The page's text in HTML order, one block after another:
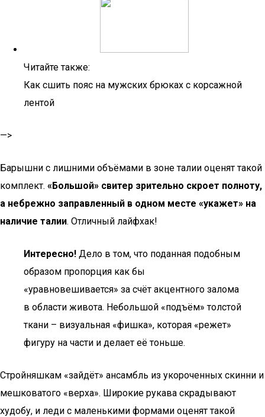
Читайте также:
Как сшить пояс на мужских брюках с корсажной
лентой
—>
Барышни с лишними объёмами в зоне талии оценят такой
комплект. «Большой» свитер зрительно скроет полноту,
а небрежно заправленный в одном месте «укажет» на
наличие талии. Отличный лайфхак!
Интересно! Дело в том, что поданная подобным
образом пропорция как бы
«уравновешивается» за счёт акцентного залома
в области живота. Небольшой «подъём» толстой
ткани – визуальная «фишка», которая «режет»
фигуру на части и делает её тоньше.
Стройняшкам «зайдёт» ансамбль из укороченных скинни и
мешковатого «верха». Широкие рукава скрадывают
худобу, и леди с маленькими формами оценят такой